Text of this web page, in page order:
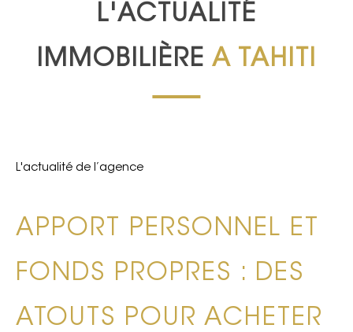
L'ACTUALITÉ
IMMOBILIÈRE A TAHITI
L'actualité de l’agence
APPORT PERSONNEL ET
FONDS PROPRES : DES
ATOUTS POUR ACHETER